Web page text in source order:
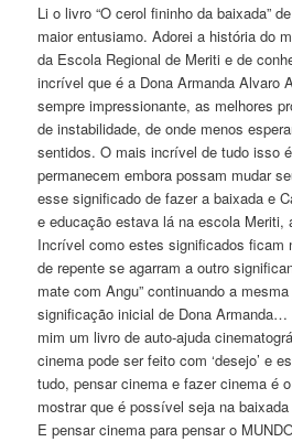
Li o livro “O cerol fininho da baixada”
maior entusiamo. Adorei a história do
da Escola Regional de Meriti e de
incrível que é a Dona Armanda Alvaro
sempre impressionante, as melhores
de instabilidade, de onde menos
sentidos. O mais incrível de tudo isso
permanecem embora possam mudar
esse significado de fazer a baixada e
e educação estava lá na escola Meriti,
Incrível como estes significados ficam
de repente se agarram a outro
mate com Angu” continuando a
significação inicial de Dona
mim um livro de auto-ajuda
cinema pode ser feito com ‘desejo’ e
tudo, pensar cinema e fazer cinema é
mostrar que é possível seja na
E pensar cinema para pensar o